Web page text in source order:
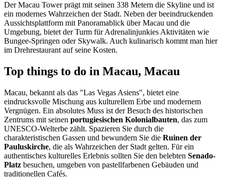
Der Macau Tower prägt mit seinen 338 Metern die Skyline und ist
ein modernes Wahrzeichen der Stadt. Neben der beeindruckenden
Aussichtsplattform mit Panoramablick über Macau und die
Umgebung, bietet der Turm für Adrenalinjunkies Aktivitäten wie
Bungee-Springen oder Skywalk. Auch kulinarisch kommt man hier
im Drehrestaurant auf seine Kosten.
Top things to do in Macau, Macau
Macau, bekannt als das "Las Vegas Asiens", bietet eine
eindrucksvolle Mischung aus kulturellem Erbe und modernem
Vergnügen. Ein absolutes Muss ist der Besuch des historischen
Zentrums mit seinen portugiesischen Kolonialbauten, das zum
UNESCO-Welterbe zählt. Spazieren Sie durch die
charakteristischen Gassen und bewundern Sie die Ruinen der
Pauluskirche, die als Wahrzeichen der Stadt gelten. Für ein
authentisches kulturelles Erlebnis sollten Sie den belebten Senado-
Platz besuchen, umgeben von pastellfarbenen Gebäuden und
traditionellen Cafés.